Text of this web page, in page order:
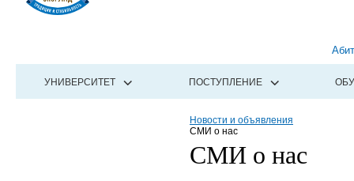
УНИВЕРСИТЕТ ПОСТУПЛЕНИЕ
Новости и объявления
СМИ о нас
СМИ о нас